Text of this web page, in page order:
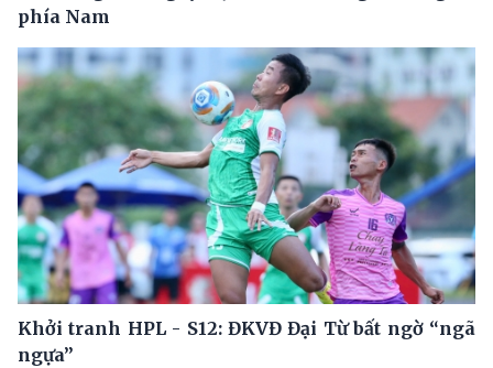
phía Nam
Khởi tranh HPL - S12: ĐKVĐ Đại Từ bất ngờ “ngã
ngựa”